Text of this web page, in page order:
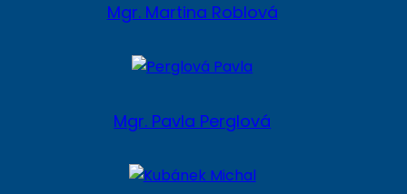
Mgr. Martina Roblová
Mgr. Pavla Perglová